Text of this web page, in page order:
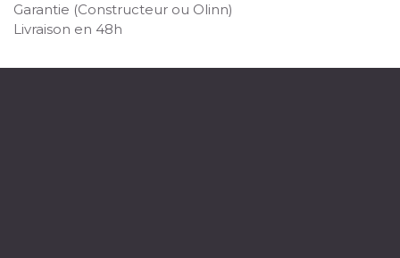
Garantie (Constructeur ou Olinn)
Livraison en 48h